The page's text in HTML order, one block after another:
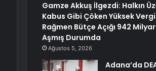
Gamze Akkuş İlgezdi: Halkın
Kabus Gibi Çöken Yüksek
Rağmen Bütçe Açığı 942 Milyar
Aşmış Durumda
Ağustos 5, 2026
Adana’da